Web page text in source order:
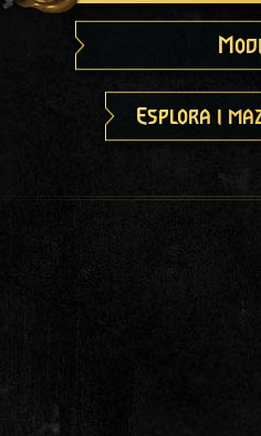
Esplora i